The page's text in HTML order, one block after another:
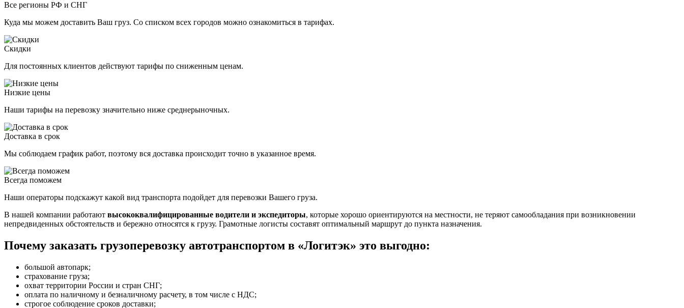
Все регионы РФ и СНГ
Куда мы можем доставить Ваш груз. Со списком всех городов можно ознакомиться в тарифах.
Скидки
Для постоянных клиентов действуют тарифы по сниженным ценам.
Низкие цены
Наши тарифы на перевозку значительно ниже среднерыночных.
Доставка в срок
Мы соблюдаем график работ, поэтому вся доставка происходит точно в указанное время.
Всегда поможем
Наши операторы подскажут какой вид транспорта подойдет для перевозки Вашего груза.
В нашей компании работают высококвалифицированные водители и экспедиторы, которые хорошо ориентируются на местности, не теряют самообладания при возникновении
непредвиденных обстоятельств и бережно относятся к грузу. Грамотные логисты составят оптимальный маршрут до пункта назначения.
Почему заказать грузоперевозку автотранспортом в «Логитэк» это выгодно:
большой автопарк;
страхование груза;
охват территории России и стран СНГ;
оплата по наличному и безналичному расчету, в том числе с НДС;
строгое соблюдение сроков доставки;